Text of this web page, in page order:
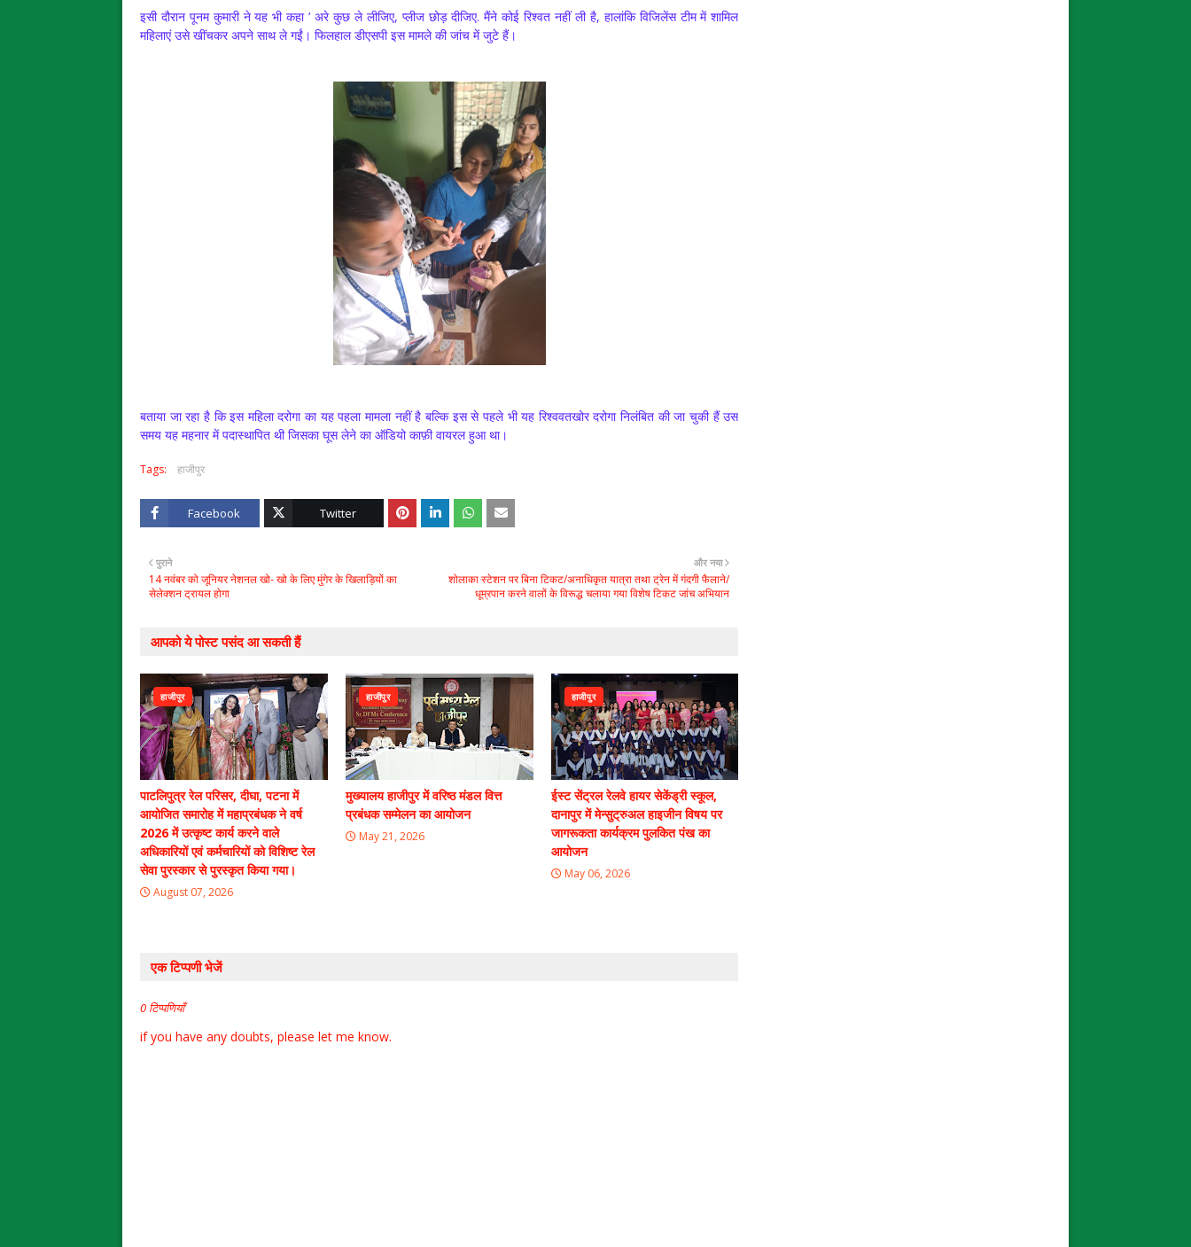
इसी दौरान पूनम कुमारी ने यह भी कहा ‘ अरे कुछ ले लीजिए, प्लीज छोड़ दीजिए. मैंने कोई रिश्वत नहीं ली है, हालांकि विजिलेंस टीम में शामिल
महिलाएं उसे खींचकर अपने साथ ले गईं। फिलहाल डीएसपी इस मामले की जांच में जुटे हैं।
बताया जा रहा है कि इस महिला दरोगा का यह पहला मामला नहीं है बल्कि इस से पहले भी यह रिश्ववतखोर दरोगा निलंबित की जा चुकी हैं उस
समय यह महनार में पदास्थापित थी जिसका घूस लेने का ऑडियो काफ़ी वायरल हुआ था।
Tags: हाजीपुर
Facebook Twitter
और नया
शोलाका स्टेशन पर बिना टिकट/अनाधिकृत यात्रा तथा ट्रेन में गंदगी फैलाने/
धूम्रपान करने वालों के विरूद्ध चलाया गया विशेष टिकट जांच अभियान
पुराने
14 नवंबर को जूनियर नेशनल खो- खो के लिए मुंगेर के खिलाड़ियों का
सेलेक्शन ट्रायल होगा
आपको ये पोस्ट पसंद आ सकती हैं
हाजीपुर
पाटलिपुत्र रेल परिसर, दीघा, पटना में
आयोजित समारोह में महाप्रबंधक ने वर्ष
2026 में उत्कृष्ट कार्य करने वाले
अधिकारियों एवं कर्मचारियों को विशिष्ट रेल
सेवा पुरस्कार से पुरस्कृत किया गया।
August 07, 2026
हाजीपुर
मुख्यालय हाजीपुर में वरिष्ठ मंडल वित्त
प्रबंधक सम्मेलन का आयोजन
May 21, 2026
हाजीपुर
ईस्ट सेंट्रल रेलवे हायर सेकेंड्री स्कूल,
दानापुर में मेन्सुट्रुअल हाइजीन विषय पर
जागरूकता कार्यक्रम पुलकित पंख का
आयोजन
May 06, 2026
एक टिप्पणी भेजें
0 टिप्पणियाँ
if you have any doubts, please let me know.